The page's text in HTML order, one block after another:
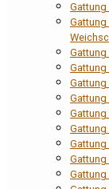
Gattung
Gattung
Gattung
Gattung
Gattung
Gattung